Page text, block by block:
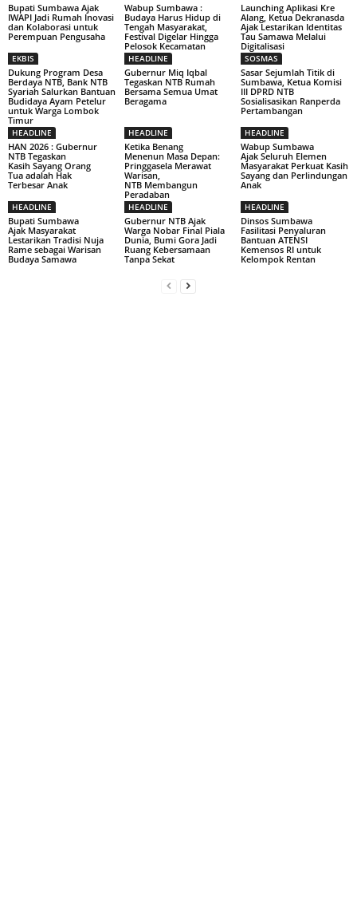
Bupati Sumbawa Ajak
IWAPI Jadi Rumah Inovasi
dan Kolaborasi untuk
Perempuan Pengusaha
Wabup Sumbawa :
Budaya Harus Hidup di
Tengah Masyarakat,
Festival Digelar Hingga
Pelosok Kecamatan
Launching Aplikasi Kre
Alang, Ketua Dekranasda
Ajak Lestarikan Identitas
Tau Samawa Melalui
Digitalisasi
EKBIS
Dukung Program Desa
Berdaya NTB, Bank NTB
Syariah Salurkan Bantuan
Budidaya Ayam Petelur
untuk Warga Lombok
Timur
HEADLINE
Gubernur Miq Iqbal
Tegaskan NTB Rumah
Bersama Semua Umat
Beragama
SOSMAS
Sasar Sejumlah Titik di
Sumbawa, Ketua Komisi
III DPRD NTB
Sosialisasikan Ranperda
Pertambangan
HEADLINE
HAN 2026 : Gubernur
NTB Tegaskan
Kasih Sayang Orang
Tua adalah Hak
Terbesar Anak
HEADLINE
Ketika Benang
Menenun Masa Depan:
Pringgasela Merawat
Warisan,
NTB Membangun
Peradaban
HEADLINE
Wabup Sumbawa
Ajak Seluruh Elemen
Masyarakat Perkuat Kasih
Sayang dan Perlindungan
Anak
HEADLINE
Bupati Sumbawa
Ajak Masyarakat
Lestarikan Tradisi Nuja
Rame sebagai Warisan
Budaya Samawa
HEADLINE
Gubernur NTB Ajak
Warga Nobar Final Piala
Dunia, Bumi Gora Jadi
Ruang Kebersamaan
Tanpa Sekat
HEADLINE
Dinsos Sumbawa
Fasilitasi Penyaluran
Bantuan ATENSI
Kemensos RI untuk
Kelompok Rentan